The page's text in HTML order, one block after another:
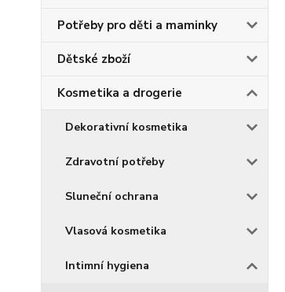
Potřeby pro děti a maminky
Dětské zboží
Kosmetika a drogerie
Dekorativní kosmetika
Zdravotní potřeby
Sluneční ochrana
Vlasová kosmetika
Intimní hygiena